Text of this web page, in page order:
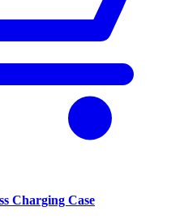
Charging Case